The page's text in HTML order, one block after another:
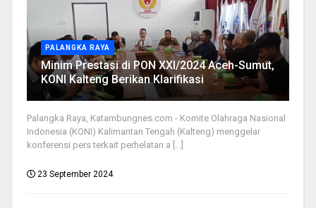
PALANGKA RAYA
Minim Prestasi di PON XXI/2024 Aceh-Sumut,
KONI Kalteng Berikan Klarifikasi
Palangka Raya, Katambungnes.com - Komite Olahraga Nasional
Indonesia (KONI) Kalimantan Tengah (Kalteng) menggelar
konferensi pers terkait perhelatan a [...]
23 September 2024